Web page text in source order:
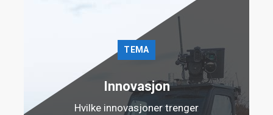
TEMA
Innovasjon
Hvilke innovasjoner trenger